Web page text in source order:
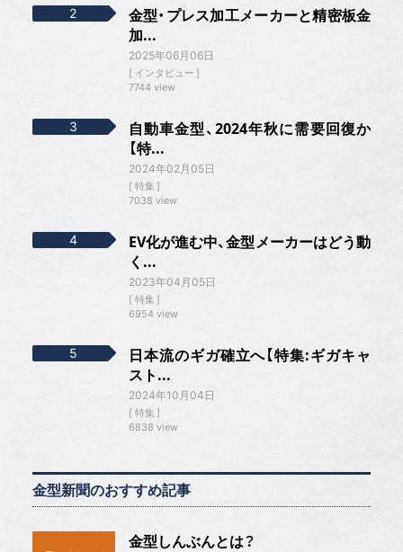
金型・プレス加工メーカーと精密板金
加...
2025年06月06日
インタビュー
7744 view
自動車金型、2024年秋に需要回復か
【特...
2024年02月05日
特集
7038 view
EV化が進む中、金型メーカーはどう動
く...
2023年04月05日
特集
6954 view
日本流のギガ確立へ【特集:ギガキャ
スト...
2024年10月04日
特集
6838 view
金型新聞のおすすめ記事
金型しんぶんとは？